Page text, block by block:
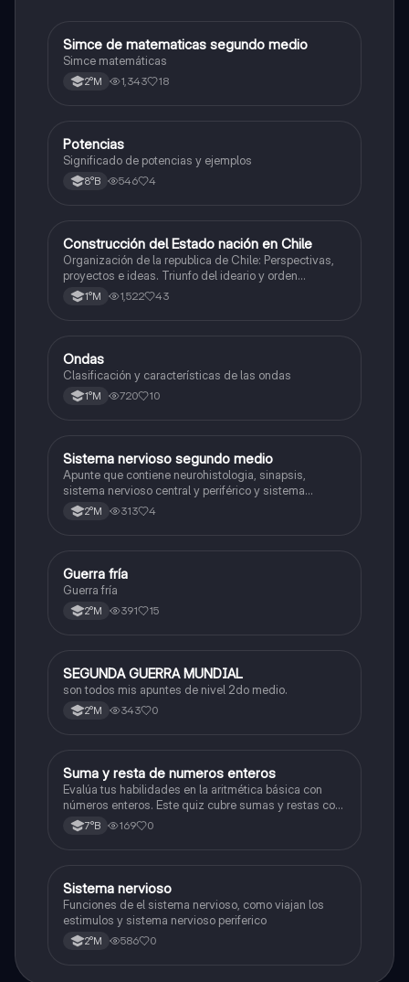
Matemáticas
Simce de matematicas segundo medio
Simce matemáticas
2°M 1,343 18
Matemáticas
Potencias
Significado de potencias y ejemplos
8°B 546 4
Historia
Construcción del Estado nación en Chile
Organización de la republica de Chile: Perspectivas,
proyectos e ideas. Triunfo del ideario y orden
conservador. Constitución de 1833. "Era Portaliana"
1°M 1,522 43
Física
Ondas
Clasificación y características de las ondas
1°M 720 10
Biología
Sistema nervioso segundo medio
Apunte que contiene neurohistologia, sinapsis,
sistema nervioso central y periférico y sistema
endocrino
2°M 313 4
Historia
Guerra fría
Guerra fría
2°M 391 15
Historia
SEGUNDA GUERRA MUNDIAL
son todos mis apuntes de nivel 2do medio.
2°M 343 0
SMatemáticas
Suma y resta de numeros enteros
Evalúa tus habilidades en la aritmética básica con
números enteros. Este quiz cubre sumas y restas con
números positivos y negativos.
7°B 169 0
SBiología
Sistema nervioso
Funciones de el sistema nervioso, como viajan los
estimulos y sistema nervioso periferico
2°M 586 0